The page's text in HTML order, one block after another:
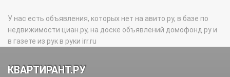
У нас есть объявления, которых нет на авито.ру, в базе по
недвижимости циан.ру, на доске объявлений домофонд.ру и
в газете из рук в руки irr.ru
КВАРТИРАНТ.РУ